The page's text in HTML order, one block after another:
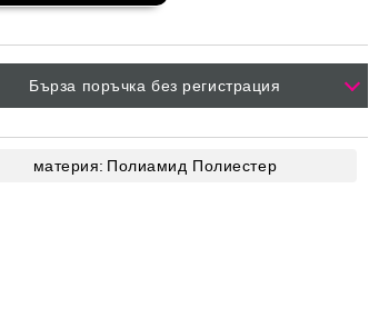
Бърза поръчка без регистрация
материя: Полиамид Полиестер